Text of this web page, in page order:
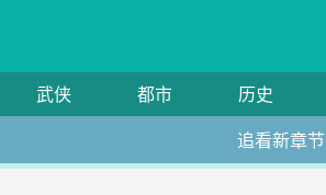
武侠 都市 历史
追看新章